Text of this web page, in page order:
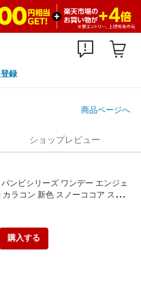
録
商品ページへ
ショップレビュー
バンビシリーズ ワンデー エンジェ
ラコン 新色 スノーココア スノ
サミムーン 度あり 度なし スワ
線カット 益若つばさ 処方箋不要
購入する